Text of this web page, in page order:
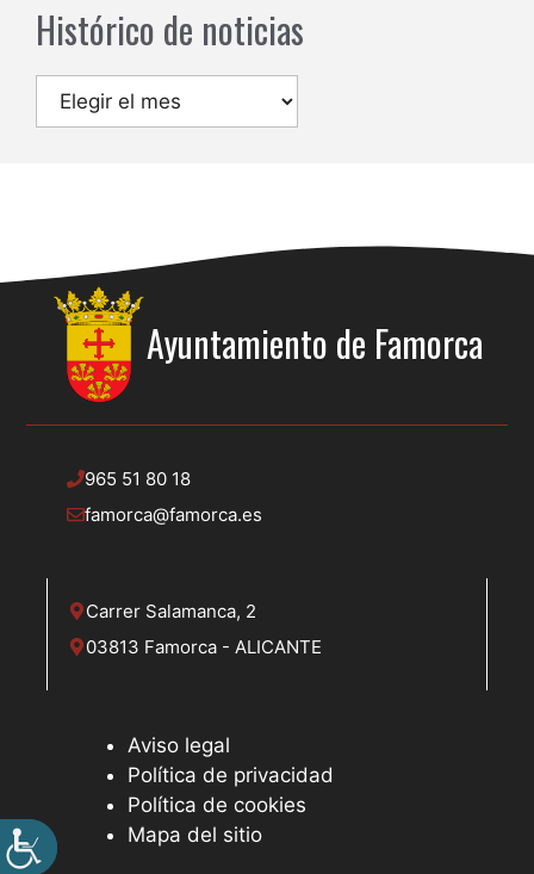
Histórico de noticias
Archivos
Ayuntamiento de Famorca
965 51 80 18
famorca@famorca.es
Carrer Salamanca, 2
03813 Famorca - ALICANTE
Aviso legal
Política de privacidad
Política de cookies
Mapa del sitio